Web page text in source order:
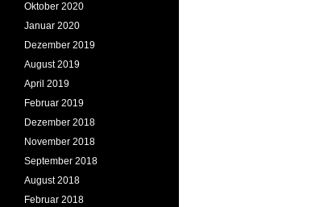
Oktober 2020
Januar 2020
Dezember 2019
August 2019
April 2019
Februar 2019
Dezember 2018
November 2018
September 2018
August 2018
Februar 2018